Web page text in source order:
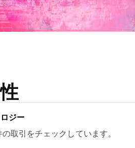
ジー
取引をチェックしています。